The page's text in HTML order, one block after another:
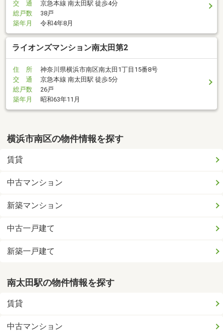
交 通
京急本線 南太田駅 徒歩4分
総戸数
38戸
築年月
令和4年8月
ライオンズマンション南太田第2
住 所
神奈川県横浜市南区南太田1丁目15番8号
交 通
京急本線 南太田駅 徒歩5分
総戸数
26戸
築年月
昭和63年11月
横浜市南区の物件情報を探す
賃貸
中古マンション
新築マンション
中古一戸建て
新築一戸建て
南太田駅の物件情報を探す
賃貸
中古マンション